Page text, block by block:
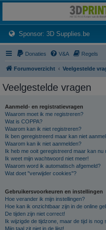
Het 3D print forum van de Benelux na de
Sponsor: 3D Supplies.be
Donaties V&A Regels
Forumoverzicht Veelgestelde
Veelgestelde vragen
Aanmeld- en registratievragen
Waarom moet ik me registreren?
Wat is COPPA?
Waarom kan ik niet registreren?
Ik ben geregistreerd maar kan niet
Waarom kan ik niet aanmelden?
Ik heb me ooit geregistreerd maar kan nu
Ik weet mijn wachtwoord niet meer!
Waarom word ik automatisch afgemeld?
Wat doet "verwijder cookies"?
Gebruikersvoorkeuren en instellingen
Hoe verander ik mijn instellingen?
Hoe kan ik onzichtbaar zijn in de online
De tijden zijn niet correct!
Ik wijzigde de tijdzone, maar de tijd is nog
Mijn taal zit niet in de lijst!